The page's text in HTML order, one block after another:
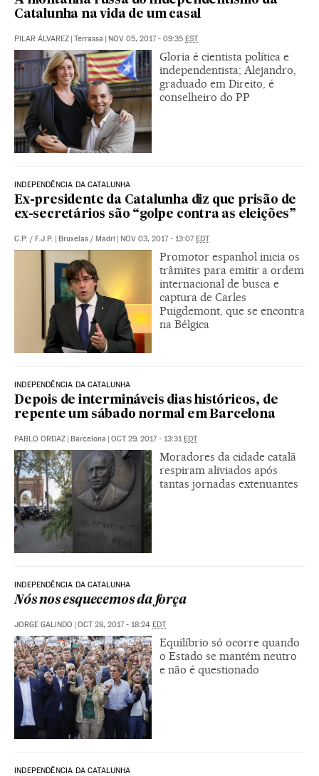
Catalunha na vida de um casal
PILAR ÁLVAREZ Terrassa NOV 05, 2017 - 09:35 EST
Gloria é cientista política e
independentista; Alejandro,
graduado em Direito, é
conselheiro do PP
INDEPENDÊNCIA DA CATALUNHA
Ex-presidente da Catalunha diz que prisão de
ex-secretários são “golpe contra as eleições”
C.P. / F.J.P. Bruxelas / Madri NOV 03, 2017 - 13:07 EDT
Promotor espanhol inicia os
trâmites para emitir a ordem
internacional de busca e
captura de Carles
Puigdemont, que se encontra
na Bélgica
INDEPENDÊNCIA DA CATALUNHA
Depois de intermináveis dias históricos, de
repente um sábado normal em Barcelona
PABLO ORDAZ | Barcelona | OCT 29, 2017 - 13:31EDT
Moradores da cidade catalã
respiram aliviados após
tantas jornadas extenuantes
INDEPENDÊNCIA DA CATALUNHA
Nós nos esquecemos da força
JORGE GALINDO | OCT 28, 2017 - 18:24 EDT
Equilíbrio só ocorre quando
o Estado se mantém neutro
e não é questionado
INDEPENDÊNCIA DA CATALUNHA